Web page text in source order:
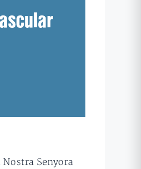
Senyora